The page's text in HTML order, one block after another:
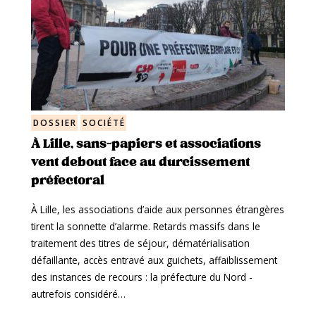
DOSSIER SOCIÉTÉ
À Lille, sans-papiers et associations
vent debout face au durcissement
préfectoral
À Lille, les associations d’aide aux personnes étrangères
tirent la sonnette d’alarme. Retards massifs dans le
traitement des titres de séjour, dématérialisation
défaillante, accès entravé aux guichets, affaiblissement
des instances de recours : la préfecture du Nord -
autrefois considéré…